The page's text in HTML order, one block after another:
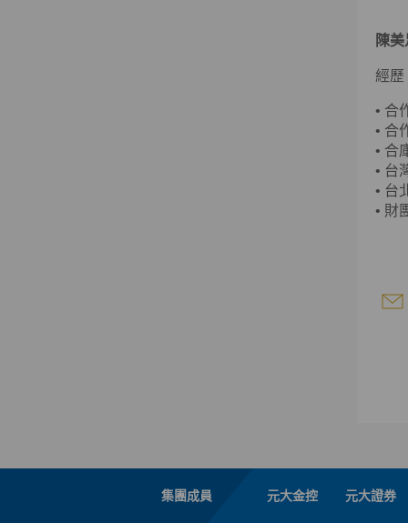
陳
經歷
• 合
• 合
• 合
• 台
• 台
• 財
集團成員 元大金控 元大證券